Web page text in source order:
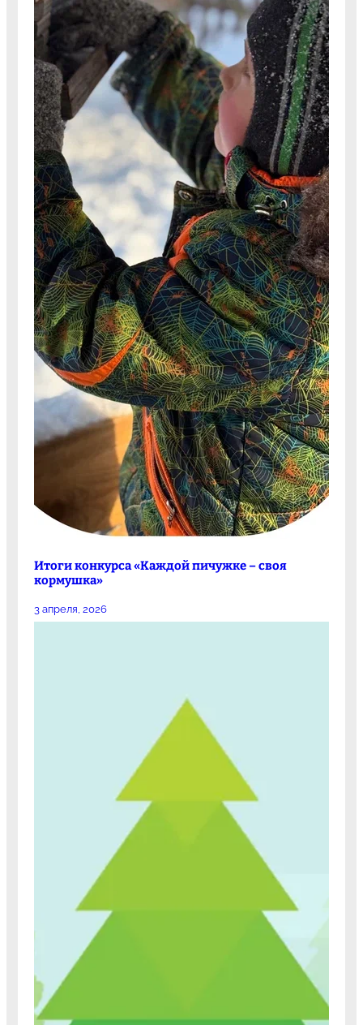
Итоги конкурса «Каждой пичужке – своя
кормушка»
3 апреля, 2026